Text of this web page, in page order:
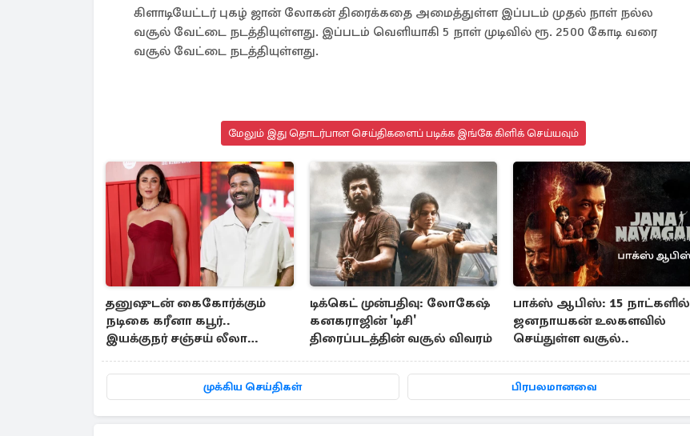
கிளாடியேட்டர் புகழ் ஜான் லோகன் திரைக்கதை அமைத்துள்ள இப்படம் முதல் நாள் நல்ல
வசூல் வேட்டை நடத்தியுள்ளது. இப்படம் வெளியாகி 5 நாள் முடிவில் ரூ. 2500 கோடி வரை
வசூல் வேட்டை நடத்தியுள்ளது.
மேலும் இது தொடர்பான செய்திகளைப் படிக்க இங்கே கிளிக் செய்யவும்
தனுஷுடன் கைகோர்க்கும்
நடிகை கரீனா கபூர்..
இயக்குநர் சஞ்சய் லீலா
டிக்கெட் முன்பதிவு: லோகேஷ்
கனகராஜின் 'டிசி'
திரைப்படத்தின் வசூல் விவரம்
பாக்ஸ் ஆபிஸ்: 15 நாட்களில்
ஜனநாயகன் உலகளவில்
செய்துள்ள வசூல்..
முக்கிய செய்திகள் பிரபலமானவை